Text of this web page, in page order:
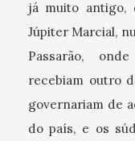
já muito antigo,
Júpiter Marcial,
Passarão,
recebiam outro
governariam de
do país, e os